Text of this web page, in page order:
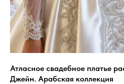
Атласное свадебное платье
Джейн. Арабская коллекция